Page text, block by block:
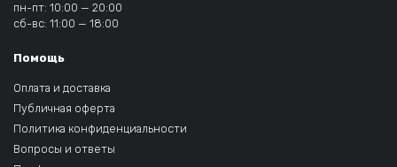
пн-пт: 10:00 — 20:00
сб-вс: 11:00 — 18:00
Помощь
Оплата и доставка
Публичная оферта
Политика конфиденциальности
Вопросы и ответы